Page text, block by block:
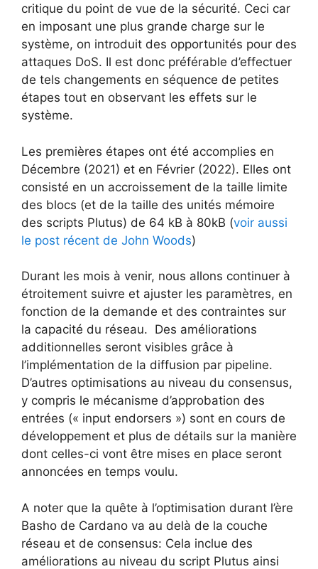
critique du point de vue de la sécurité. Ceci car
en imposant une plus grande charge sur le
système, on introduit des opportunités pour des
attaques DoS. Il est donc préférable d’effectuer
de tels changements en séquence de petites
étapes tout en observant les effets sur le
système.
Les premières étapes ont été accomplies en
Décembre (2021) et en Février (2022). Elles ont
consisté en un accroissement de la taille limite
des blocs (et de la taille des unités mémoire
des scripts Plutus) de 64 kB à 80kB (voir aussi
le post récent de John Woods)
Durant les mois à venir, nous allons continuer à
étroitement suivre et ajuster les paramètres, en
fonction de la demande et des contraintes sur
la capacité du réseau. Des améliorations
additionnelles seront visibles grâce à
l’implémentation de la diffusion par pipeline.
D’autres optimisations au niveau du consensus,
y compris le mécanisme d’approbation des
entrées (« input endorsers ») sont en cours de
développement et plus de détails sur la manière
dont celles-ci vont être mises en place seront
annoncées en temps voulu.
A noter que la quête à l’optimisation durant l’ère
Basho de Cardano va au delà de la couche
réseau et de consensus: Cela inclue des
améliorations au niveau du script Plutus ainsi